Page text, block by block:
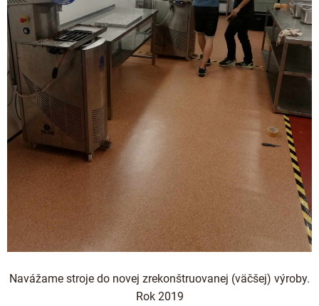
Navážame stroje do novej zrekonštruovanej (väčšej) výroby.
Rok 2019